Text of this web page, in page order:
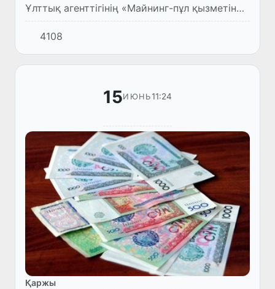
Ұлттық агенттігінің «Майнинг-пұл қызметін
жүзеге асыру ережелерін бекіту туралы»
3507-санды бұйрығы (АВ тізілім нөмірі)
қабылданды.
4108
15ИЮНЬ11:24
Қаржы